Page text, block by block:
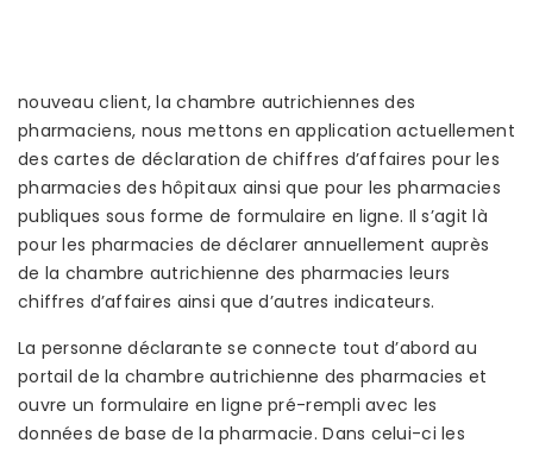
nouveau client, la chambre autrichiennes des
pharmaciens, nous mettons en application actuellement
des cartes de déclaration de chiffres d’affaires pour les
pharmacies des hôpitaux ainsi que pour les pharmacies
publiques sous forme de formulaire en ligne. Il s’agit là
pour les pharmacies de déclarer annuellement auprès
de la chambre autrichienne des pharmacies leurs
chiffres d’affaires ainsi que d’autres indicateurs.
La personne déclarante se connecte tout d’abord au
portail de la chambre autrichienne des pharmacies et
ouvre un formulaire en ligne pré-rempli avec les
données de base de la pharmacie. Dans celui-ci les